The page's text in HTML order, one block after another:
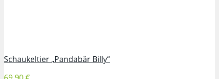
Schaukeltier „Pandabär Billy“